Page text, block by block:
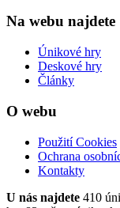
Na webu najdete
Únikové hry
Deskové hry
Články
O webu
Použití Cookies
Ochrana
Kontakty
U nás najdete 410